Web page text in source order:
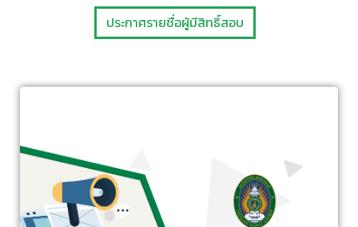
ประกาศรายชื่อผู้มีสิทธิ์สอบ